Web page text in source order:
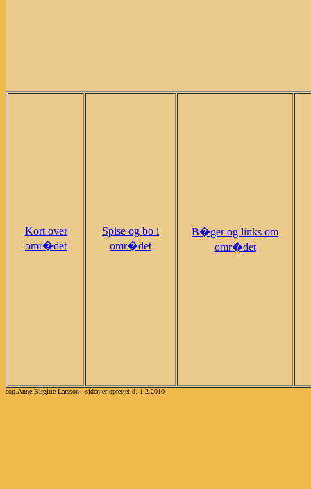
Kort over
omr�det
Spise og bo i
omr�det
B�ger og links om
omr�det
cop.Anne-Birgitte Larsson - siden er oprettet d. 1.2.2010